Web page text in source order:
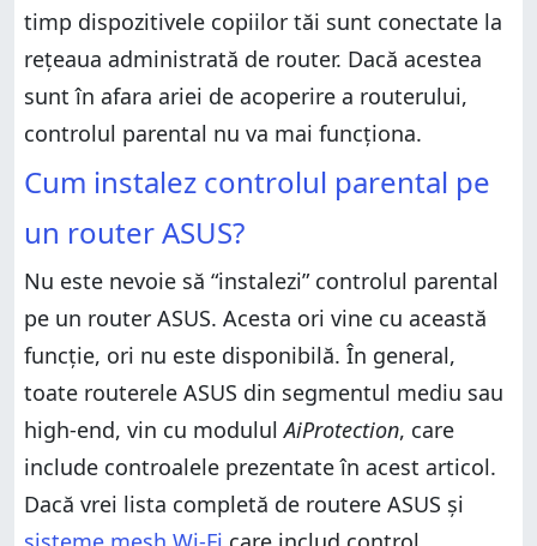
timp dispozitivele copiilor tăi sunt conectate la
rețeaua administrată de router. Dacă acestea
sunt în afara ariei de acoperire a routerului,
controlul parental nu va mai funcționa.
Cum instalez controlul parental pe
un router ASUS?
Nu este nevoie să “instalezi” controlul parental
pe un router ASUS. Acesta ori vine cu această
funcție, ori nu este disponibilă. În general,
toate routerele ASUS din segmentul mediu sau
high-end, vin cu modululAiProtection, care
include controalele prezentate în acest articol.
Dacă vrei lista completă de routere ASUS și